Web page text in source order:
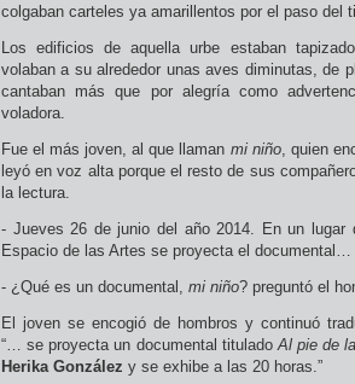
colgaban carteles ya amarillentos por el paso del
Los edificios de aquella urbe estaban
volaban a su alrededor unas aves diminutas, de
cantaban más que por alegría como
voladora.
Fue el más joven, al que llaman mi niño, quien
leyó en voz alta porque el resto de sus
la lectura.
- Jueves 26 de junio del año 2014. En un lugar
Espacio de las Artes se proyecta el documental…
- ¿Qué es un documental, mi niño? preguntó el
El joven se encogió de hombros y continuó
“… se proyecta un documental tituladoAl pie de
Herika González y se exhibe a las 20 horas.”